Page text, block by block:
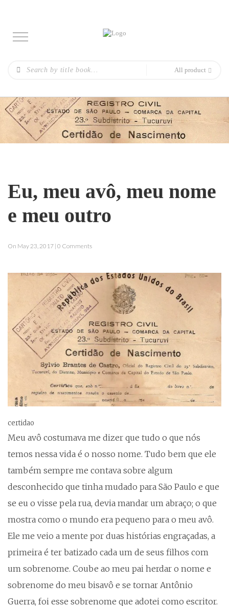
All product
Eu, meu avô, meu nome
e meu outro
On May 23, 2017 | 0 Comments
certidao
Meu avô costumava me dizer que tudo o que nós
temos nessa vida é o nosso nome. Tudo bem que ele
também sempre me contava sobre algum
desconhecido que tinha mudado para São Paulo e que
se eu o visse pela rua, devia mandar um abraço; o que
mostra como o mundo era pequeno para o meu avô.
Ele me veio a mente por duas histórias engraçadas, a
primeira é ter batizado cada um de seus filhos com
um sobrenome. Coube ao meu pai herdar o nome e
sobrenome do meu bisavô e se tornar Antônio
Guerra, foi esse sobrenome que adotei como escritor.